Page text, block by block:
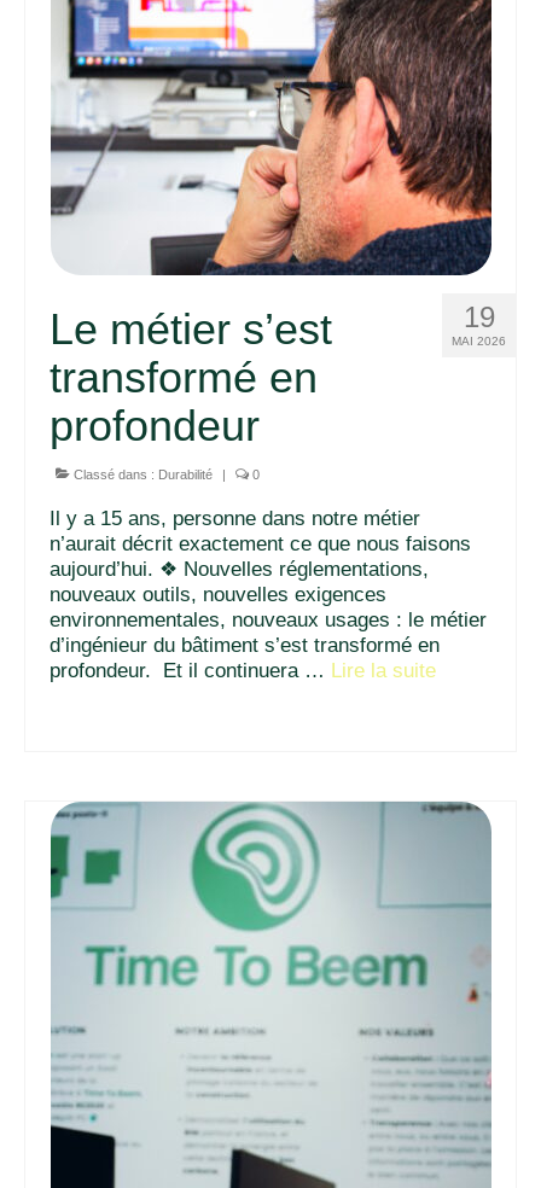
19
MAI 2026
Le métier s’est
transformé en
profondeur
Classé dans : Durabilité | 0
Il y a 15 ans, personne dans notre métier
n’aurait décrit exactement ce que nous faisons
aujourd’hui. ❖ Nouvelles réglementations,
nouveaux outils, nouvelles exigences
environnementales, nouveaux usages : le métier
d’ingénieur du bâtiment s’est transformé en
profondeur. Et il continuera … Lire la suite­­